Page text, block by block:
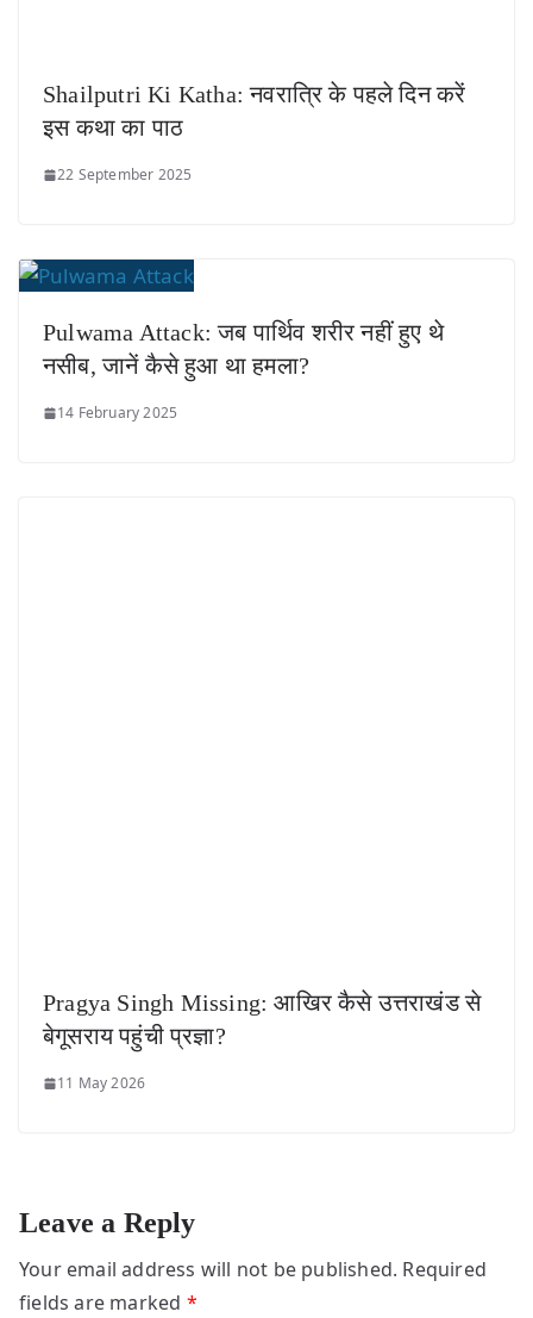
Shailputri Ki Katha: नवरात्रि के पहले दिन करें
इस कथा का पाठ
22 September 2025
Pulwama Attack: जब पार्थिव शरीर नहीं हुए थे
नसीब, जानें कैसे हुआ था हमला?
14 February 2025
Pragya Singh Missing: आखिर कैसे उत्तराखंड से
बेगूसराय पहुंची प्रज्ञा?
11 May 2026
Leave a Reply
Your email address will not be published. Required
fields are marked *